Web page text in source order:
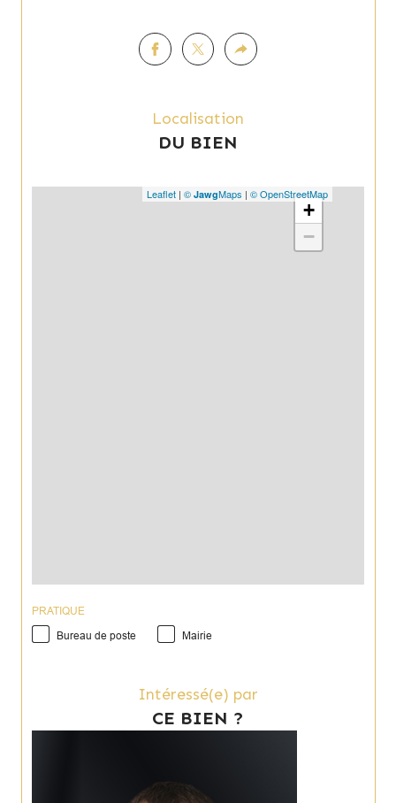
Localisation
DU BIEN
+
−
Leaflet | © JawgMaps | © OpenStreetMap
PRATIQUE
Bureau de poste
Mairie
Intéressé(e) par
CE BIEN ?